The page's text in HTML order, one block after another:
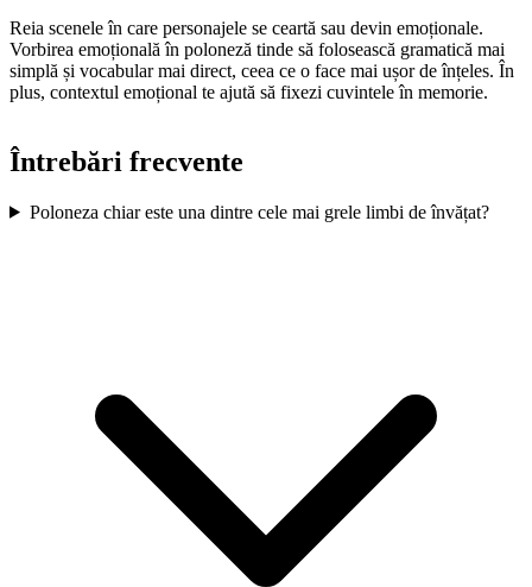
Reia scenele în care personajele se ceartă sau devin emoționale.
Vorbirea emoțională în poloneză tinde să folosească gramatică mai
simplă și vocabular mai direct, ceea ce o face mai ușor de înțeles. În
plus, contextul emoțional te ajută să fixezi cuvintele în memorie.
Întrebări frecvente
Poloneza chiar este una dintre cele mai grele limbi de învățat?